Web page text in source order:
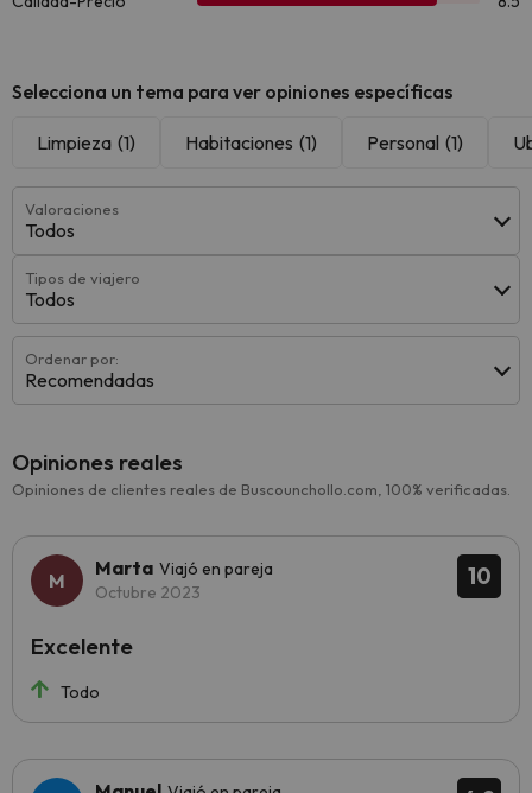
Selecciona un tema para ver opiniones específicas
Limpieza (1) Habitaciones (1) Personal (1)
Valoraciones
Todos
Tipos de viajero
Todos
Ordenar por:
Recomendadas
Opiniones reales
Opiniones de clientes reales de Buscounchollo.com, 100% verificadas.
10
Marta Viajó en pareja
Octubre 2023
Todo
Excelente